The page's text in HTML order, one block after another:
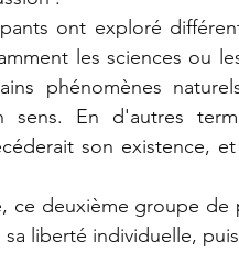
ont exploré
les sciences ou
phénomènes
En d'autres
son existence,
ce deuxième groupe
liberté individuelle,